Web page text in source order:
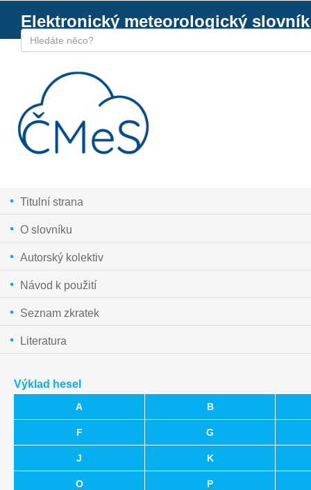
Elektronický meteorologický slovník
Titulní strana
O slovníku
Autorský kolektiv
Návod k použití
Seznam zkratek
Literatura
Výklad hesel
A B
F G
J K
O P